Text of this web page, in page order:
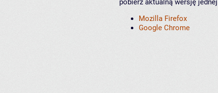
pobierz aktualną wersję
Mozilla Firefox
Google Chrome